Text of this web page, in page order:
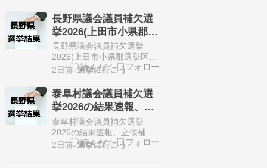
ました。 定数10人に対して
11人が立候補しています。
8月9日に投開票の予定で
す。 今回の記事はこの越知
町議会議員選挙の立候補
者、選挙結果速報情報をま
長野県議会議員補欠選
挙2026(上田市小県郡選
挙区)の結果速報、立候
補者一覧（8月9日、長
野県）
長野県議会議員補欠選挙
2026(上田市小県郡選挙区)
の結果速報、立候補者一覧
う長野県議会議員補欠選挙
が7月31日に告知されまし
た。 定数1人に対して4人が
立候補しています。 8月9日
に投開票の予定です。 今回
の記事はこの長野県議会議
2日前 選挙に行こう
泰阜村議会議員補欠選
挙2026の結果速報、立
候補者一覧（8月9日、
長野県）・無投票
泰阜村議会議員補欠選挙
2026の結果速報、立候補者
一覧 泰阜村議会議員の欠員
2日前 選挙に行こう